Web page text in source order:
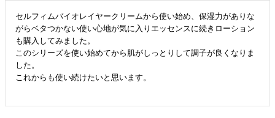
セルフィムバイオレイヤークリームから使い始め、保湿力がありな
がらベタつかない使い心地が気に入りエッセンスに続きローション
も購入してみました。
このシリーズを使い始めてから肌がしっとりして調子が良くなりま
した。
これからも使い続けたいと思います。